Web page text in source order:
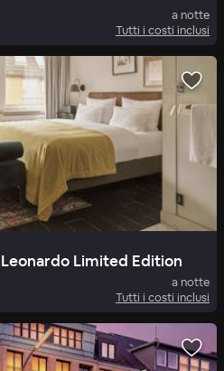
a notte
Tutti i costi inclusi
Limited Edition
a notte
Tutti i costi inclusi